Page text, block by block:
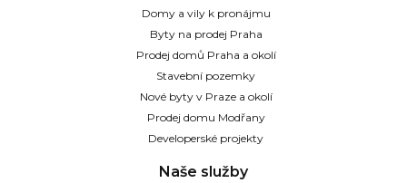
Domy a vily k pronájmu
Byty na prodej Praha
Prodej domů Praha a okolí
Stavební pozemky
Nové byty v Praze a okolí
Prodej domu Modřany
Developerské projekty
Naše služby